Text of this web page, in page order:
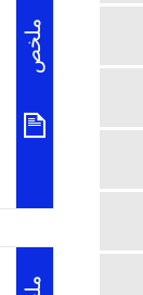
ملخص